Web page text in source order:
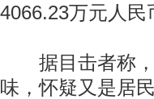
4066.23万元人民
据目击者称，
味，怀疑又是居民